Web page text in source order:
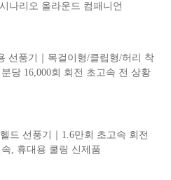
나리오 올라운드 컴패니언
선풍기｜목걸이형/클립형/허리 착
당 16,000회 회전 초고속 전 상황
드 선풍기｜1.6만회 초고속 회전
, 휴대용 쿨링 신제품